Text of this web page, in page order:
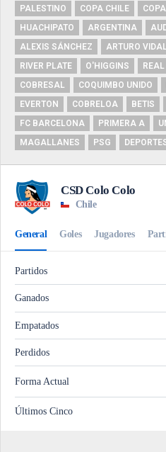
PALESTINO
COPA CHILE
HUACHIPATO
ARGENTINA
ALEXIS SÁNCHEZ
ARTURO
RIVER PLATE
O'HIGGINS
COBRESAL
COQUIMBO UNIDO
EVERTON
COBRELOA BETIS
FC BARCELONA
PRIMERA A
MAGALLANES
PSG